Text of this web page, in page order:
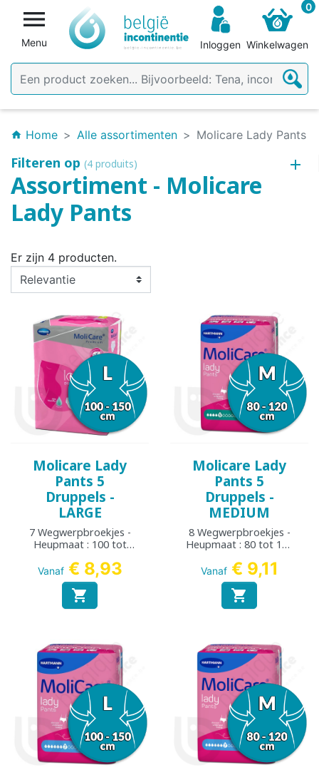

Menu Inloggen
0
Winkelwagen
home Home Alle assortimenten Molicare Lady Pants
Filteren op (4 produits)
Assortiment - Molicare
Lady Pants
Er zijn 4 producten.
Molicare Lady
Pants 5
Druppels -
LARGE
7 Wegwerpbroekjes -
Heupmaat : 100 tot
Vanaf € 8,93

Molicare Lady
Pants 5
Druppels -
MEDIUM
8 Wegwerpbroekjes -
Heupmaat : 80 tot 120
Vanaf € 9,11
